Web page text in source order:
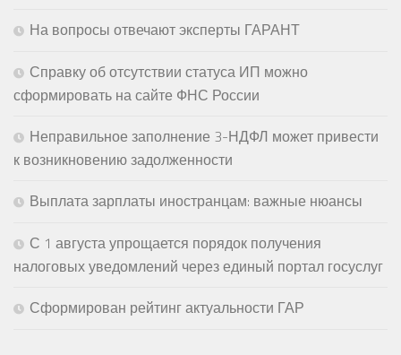
На вопросы отвечают эксперты ГАРАНТ
Справку об отсутствии статуса ИП можно
сформировать на сайте ФНС России
Неправильное заполнение 3-НДФЛ может привести
к возникновению задолженности
Выплата зарплаты иностранцам: важные нюансы
С 1 августа упрощается порядок получения
налоговых уведомлений через единый портал госуслуг
Сформирован рейтинг актуальности ГАР